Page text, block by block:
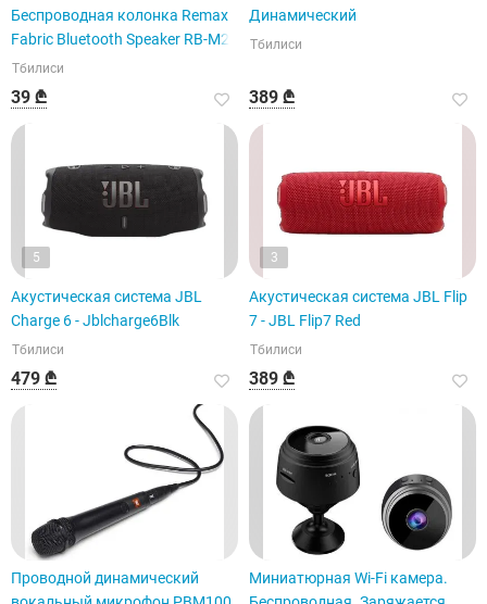
Беспроводная колонка Remax
Fabric Bluetooth Speaker RB-M21
Тбилиси
39 ₾
Динамический
Тбилиси
389 ₾
5
Акустическая система JBL
Charge 6 - Jblcharge6Blk
Тбилиси
479 ₾
3
Акустическая система JBL Flip
7 - JBL Flip7 Red
Тбилиси
389 ₾
Проводной динамический
Миниатюрная Wi-Fi камера.